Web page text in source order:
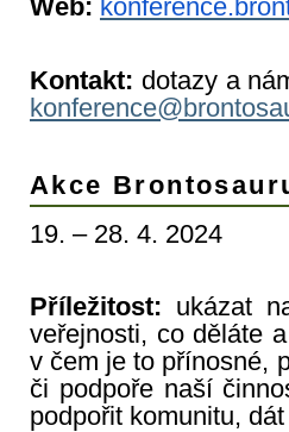
Web:
Kontakt: dotazy a
Akce
19. – 28. 4. 2024
Příležitost: ukázat
veřejnosti, co děláte
v čem je to přínosné,
či podpoře naší
podpořit komunitu,